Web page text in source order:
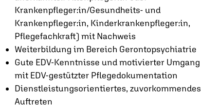
Krankenpfleger:in/Gesundheits- und
Krankenpfleger:in, Kinderkrankenpfleger:in,
Pflegefachkraft) mit Nachweis
Weiterbildung im Bereich Gerontopsychiatrie
Gute EDV-Kenntnisse und motivierter Umgang
mit EDV-gestützter Pflegedokumentation
Dienstleistungsorientiertes, zuvorkommendes
Auftreten